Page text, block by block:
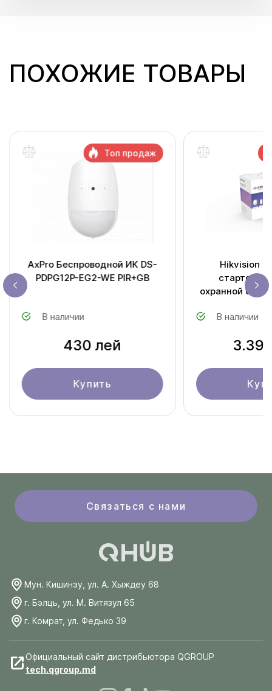
ПОХОЖИЕ ТОВАРЫ
AxPro Беспроводной ИК DS-
PDPG12P-EG2-WE PIR+GB
В наличии
430 лей
Купить
Топ продаж
Hikvision
стартовый
охранной
В наличии
Связаться с нами
Мун. Кишинэу, ул. А. Хыждеу 68
г. Бэлць, ул. М. Витязул 65
г. Комрат, ул. Федько 39
Официальный сайт дистрибьютора QGROUP
tech.qgroup.md